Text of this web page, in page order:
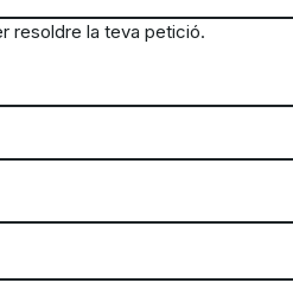
resoldre la teva petició.